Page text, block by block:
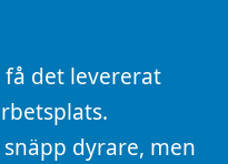
det levererat
dyrare, men